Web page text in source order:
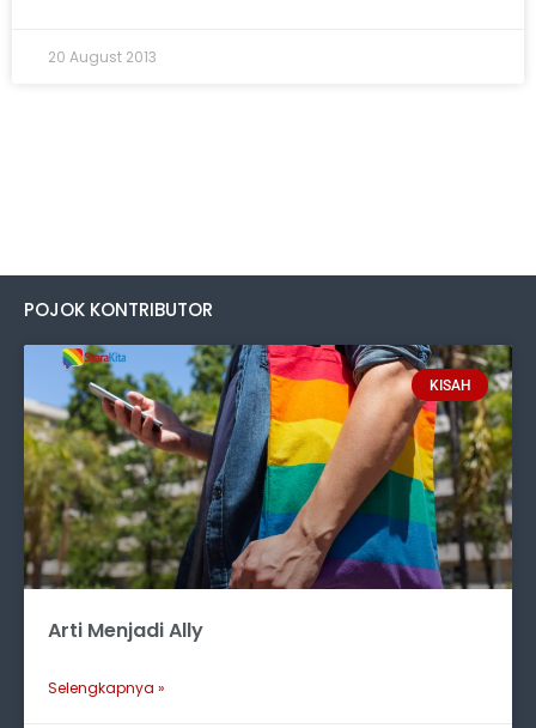
20 August 2013
POJOK KONTRIBUTOR
KISAH
Arti Menjadi Ally
Selengkapnya »